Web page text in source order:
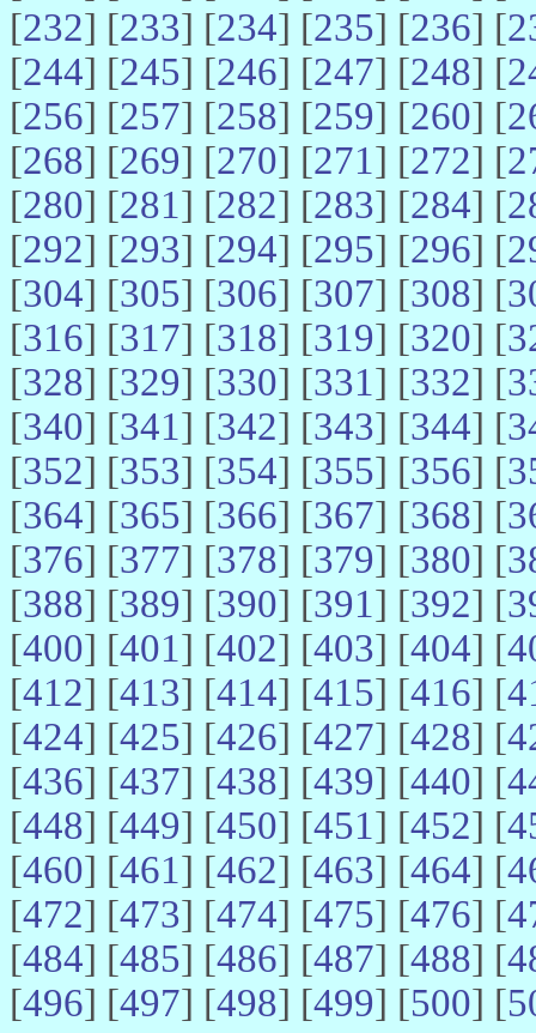
[232] [233] [234] [235] [236] [
[244] [245] [246] [247] [248] [
[256] [257] [258] [259] [260] [
[268] [269] [270] [271] [272] [
[280] [281] [282] [283] [284] [
[292] [293] [294] [295] [296] [
[304] [305] [306] [307] [308] [
[316] [317] [318] [319] [320] [
[328] [329] [330] [331] [332] [
[340] [341] [342] [343] [344] [
[352] [353] [354] [355] [356] [
[364] [365] [366] [367] [368] [
[376] [377] [378] [379] [380] [
[388] [389] [390] [391] [392] [
[400] [401] [402] [403] [404] [
[412] [413] [414] [415] [416] [
[424] [425] [426] [427] [428] [
[436] [437] [438] [439] [440] [
[448] [449] [450] [451] [452] [
[460] [461] [462] [463] [464] [
[472] [473] [474] [475] [476] [
[484] [485] [486] [487] [488] [
[496] [497] [498] [499] [500] [